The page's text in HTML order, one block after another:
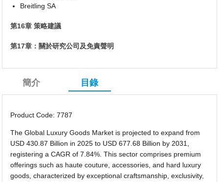
Breitling SA
第16章 策略建議
第17章：關於研究公司及免責聲明
簡介 目錄
Product Code: 7787
The Global Luxury Goods Market is projected to expand from
USD 430.87 Billion in 2025 to USD 677.68 Billion by 2031,
registering a CAGR of 7.84%. This sector comprises premium
offerings such as haute couture, accessories, and hard luxury
goods, characterized by exceptional craftsmanship, exclusivity,